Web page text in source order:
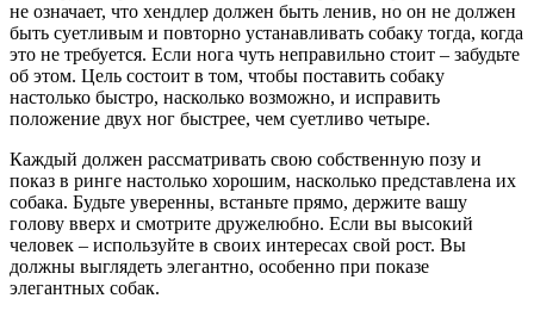
не означает, что хендлер должен быть ленив, но он не должен
быть суетливым и повторно устанавливать собаку тогда, когда
это не требуется. Если нога чуть неправильно стоит – забудьте
об этом. Цель состоит в том, чтобы поставить собаку
настолько быстро, насколько возможно, и исправить
положение двух ног быстрее, чем суетливо четыре.
Каждый должен рассматривать свою собственную позу и
показ в ринге настолько хорошим, насколько представлена их
собака. Будьте уверенны, встаньте прямо, держите вашу
голову вверх и смотрите дружелюбно. Если вы высокий
человек – используйте в своих интересах свой рост. Вы
должны выглядеть элегантно, особенно при показе
элегантных собак.